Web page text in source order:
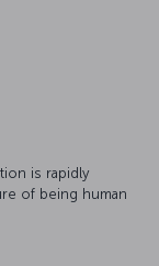
is rapidly
of being human